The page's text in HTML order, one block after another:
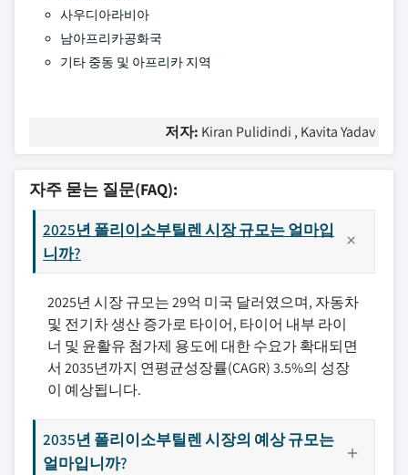
사우디아라비아
남아프리카공화국
기타 중동 및 아프리카 지역
저자: Kiran Pulidindi , Kavita Yadav
자주 묻는 질문(FAQ):
2025년 폴리이소부틸렌 시장 규모는 얼마입
니까?
2025년 시장 규모는 29억 미국 달러였으며, 자동차
및 전기차 생산 증가로 타이어, 타이어 내부 라이
너 및 윤활유 첨가제 용도에 대한 수요가 확대되면
서 2035년까지 연평균성장률(CAGR) 3.5%의 성장
이 예상됩니다.
2035년 폴리이소부틸렌 시장의 예상 규모는
얼마입니까?